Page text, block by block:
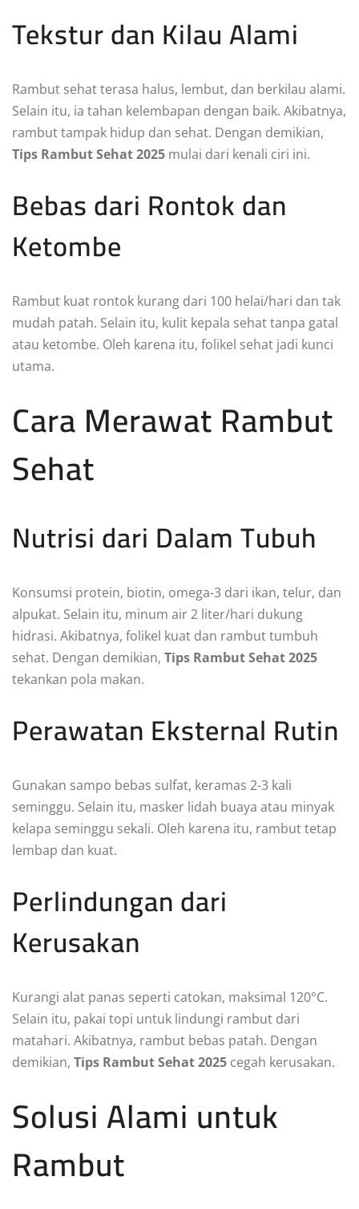
Tekstur dan Kilau Alami
Rambut sehat terasa halus, lembut, dan berkilau alami.
Selain itu, ia tahan kelembapan dengan baik. Akibatnya,
rambut tampak hidup dan sehat. Dengan demikian,
Tips Rambut Sehat 2025 mulai dari kenali ciri ini.
Bebas dari Rontok dan
Ketombe
Rambut kuat rontok kurang dari 100 helai/hari dan tak
mudah patah. Selain itu, kulit kepala sehat tanpa gatal
atau ketombe. Oleh karena itu, folikel sehat jadi kunci
utama.
Cara Merawat Rambut
Sehat
Nutrisi dari Dalam Tubuh
Konsumsi protein, biotin, omega-3 dari ikan, telur, dan
alpukat. Selain itu, minum air 2 liter/hari dukung
hidrasi. Akibatnya, folikel kuat dan rambut tumbuh
sehat. Dengan demikian, Tips Rambut Sehat 2025
tekankan pola makan.
Perawatan Eksternal Rutin
Gunakan sampo bebas sulfat, keramas 2-3 kali
seminggu. Selain itu, masker lidah buaya atau minyak
kelapa seminggu sekali. Oleh karena itu, rambut tetap
lembap dan kuat.
Perlindungan dari
Kerusakan
Kurangi alat panas seperti catokan, maksimal 120°C.
Selain itu, pakai topi untuk lindungi rambut dari
matahari. Akibatnya, rambut bebas patah. Dengan
demikian, Tips Rambut Sehat 2025 cegah kerusakan.
Solusi Alami untuk
Rambut